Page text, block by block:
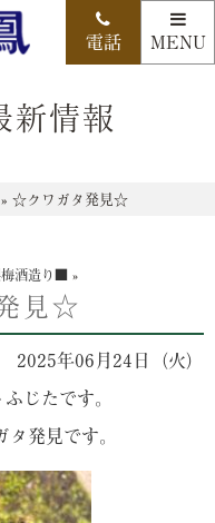
新情報
» ☆クワガタ発見☆
酒造り■ »
見☆
2025年06月24日（火）
じたです｡
タ発見です｡